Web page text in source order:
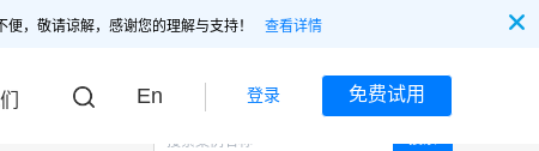
，敬请谅解，感谢您的理解与支持！ 查看详情
En 登录 免费试用